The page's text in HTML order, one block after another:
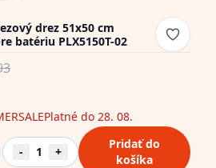
drez 51x50 cm
batériu PLX5150T-02
Platné do 28. 08.
- 1 +
Pridať do
košíka